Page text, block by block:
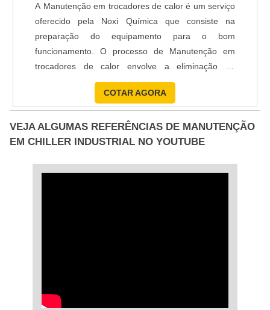
A Manutenção em trocadores de calor é um serviço
oferecido pela Noxi Química que consiste na
preparação do equipamento para o bom
funcionamento. O processo de Manutenção em
trocadores de calor envolve a eliminação de
qualquer tipo de produto corrosivo e incrustações
nas superfícies dos trocadores de calor, preparando
o equipamento da melhor forma para uma futura
aplicação. A Noxi Química é uma empresa
especializada na limpeza química e Manutenç....
COTAR AGORA
VEJA ALGUMAS REFERÊNCIAS DE MANUTENÇÃO
EM CHILLER INDUSTRIAL NO YOUTUBE